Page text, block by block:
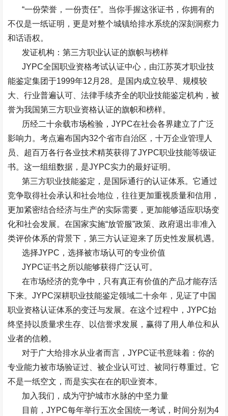
“一份荣誉，一份责任”。当你手握这张证书，你拥有的
不仅是一纸证明，更是对整个城镇给排水系统的深刻洞察力
和话语权。
发证机构：第三方职业认证的旗帜与榜样
JYPC全国职业资格考试认证中心，由江苏英才职业技
能鉴定集团于1999年12 月 28。是国内成立较早、规模较
大、行业普遍认可、法律手续齐全的职业技能鉴定机构，被
誉为我国第三方职业资格认证的旗帜和榜样。
历经二十余载市场检验，JYPC在社会各界建立了广泛
影响力。考点遍布国内32个省市自治区，十万企业管理人
员、超百万各行各业技术精英获得了JYPC职业技能等级证
书。这一组组数据，是JYPC实力的最好证明。
第三方职业技能鉴定，是国际通行的认证体系。它通过
竞争取得社会承认和社会地位，往往更加重视质量和信用，
更加紧密结合经济与生产的实际需要，更加能够适应职场变
化和社会发展。在国家实施“放管服”政策、政府退出非准入
类评价体系的背景下，第三方认证迎来了历史性发展机遇。
选择JYPC ，选择被市场认可的专业价值
JYPC证书之所以能够获得广泛认可。
在市场经济的竞争中，只有真正有价值的产品才能存活
下来。JYPC深耕职业技能鉴定领域二十余年，见证了中国
职业资格认证体系的变迁与发展。在这个过程中，JYPC始
终坚持以质量求生存、以信誉求发展，赢得了用人单位和从
业者的信赖。
对于广大给排水从业者而言，JYPC证书意味着：你的
专业能力被市场验证过、被企业认可过、被同行尊重过。它
不是一纸空文，而是实实在在的职业资本。
加入我们，成为守护城市水脉的中坚力量
目前，JYPC每年举行五次全国统一考试，时间分别为4